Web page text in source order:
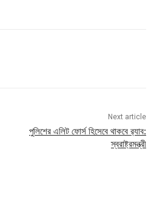
Next article
পুলিশের এলিট ফোর্স হিসেবে থাকবে র‌্যাব:
স্বরাষ্ট্রমন্ত্রী